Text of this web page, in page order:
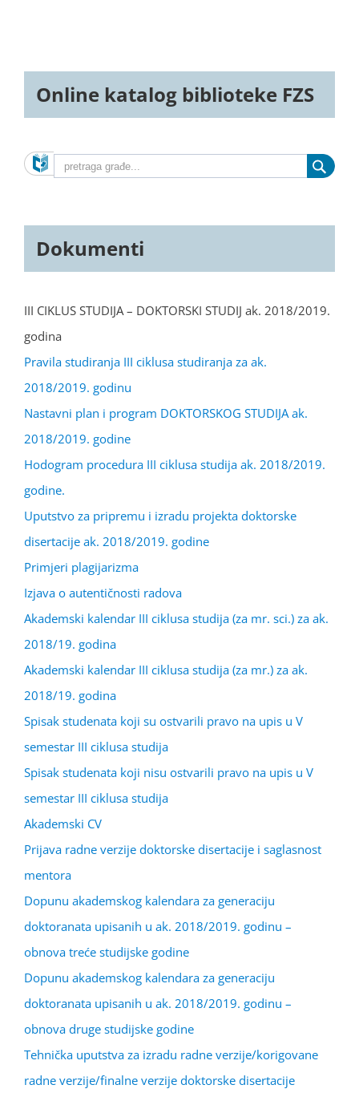
Online katalog biblioteke FZS
Dokumenti
III CIKLUS STUDIJA – DOKTORSKI STUDIJ ak. 2018/2019.
godina
Pravila studiranja III ciklusa studiranja za ak.
2018/2019. godinu
Nastavni plan i program DOKTORSKOG STUDIJA ak.
2018/2019. godine
Hodogram procedura III ciklusa studija ak. 2018/2019.
godine.
Uputstvo za pripremu i izradu projekta doktorske
disertacije ak. 2018/2019. godine
Primjeri plagijarizma
Izjava o autentičnosti radova
Akademski kalendar III ciklusa studija (za mr. sci.) za ak.
2018/19. godina
Akademski kalendar III ciklusa studija (za mr.) za ak.
2018/19. godina
Spisak studenata koji su ostvarili pravo na upis u V
semestar III ciklusa studija
Spisak studenata koji nisu ostvarili pravo na upis u V
semestar III ciklusa studija
Akademski CV
Prijava radne verzije doktorske disertacije i saglasnost
mentora
Dopunu akademskog kalendara za generaciju
doktoranata upisanih u ak. 2018/2019. godinu –
obnova treće studijske godine
Dopunu akademskog kalendara za generaciju
doktoranata upisanih u ak. 2018/2019. godinu –
obnova druge studijske godine
Tehnička uputstva za izradu radne verzije/korigovane
radne verzije/finalne verzije doktorske disertacije